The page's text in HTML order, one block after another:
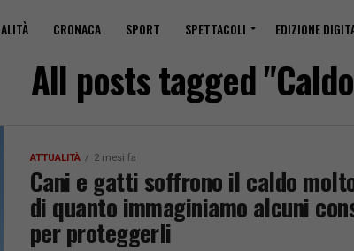
CRONACA SPORT SPETTACOLI EDIZIONE
All posts tagged
ATTUALITÀ 2 mesi fa
Cani e gatti soffrono il caldo
di quanto immaginiamo alcuni
per proteggerli